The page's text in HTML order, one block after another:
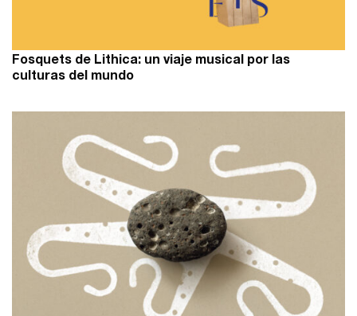
Fosquets de Lithica: un viaje musical por las
culturas del mundo